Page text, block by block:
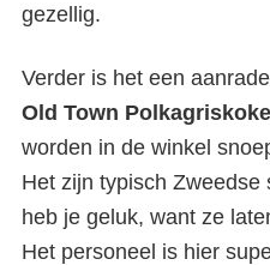
gezellig.
Verder is het een
Old Town
worden in de winkel
Het zijn typisch Zweedse
heb je geluk, want ze
Het personeel is hier